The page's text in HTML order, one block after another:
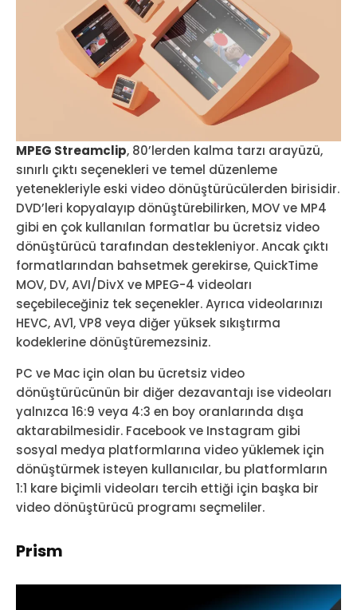
MPEG Streamclip, 80’lerden kalma tarzı arayüzü,
sınırlı çıktı seçenekleri ve temel düzenleme
yetenekleriyle eski video dönüştürücülerden birisidir.
DVD’leri kopyalayıp dönüştürebilirken, MOV ve MP4
gibi en çok kullanılan formatlar bu ücretsiz video
dönüştürücü tarafından destekleniyor. Ancak çıktı
formatlarından bahsetmek gerekirse, QuickTime
MOV, DV, AVI/DivX ve MPEG-4 videoları
seçebileceğiniz tek seçenekler. Ayrıca videolarınızı
HEVC, AV1, VP8 veya diğer yüksek sıkıştırma
kodeklerine dönüştüremezsiniz.
PC ve Mac için olan bu ücretsiz video
dönüştürücünün bir diğer dezavantajı ise videoları
yalnızca 16:9 veya 4:3 en boy oranlarında dışa
aktarabilmesidir. Facebook ve Instagram gibi
sosyal medya platformlarına video yüklemek için
dönüştürmek isteyen kullanıcılar, bu platformların
1:1 kare biçimli videoları tercih ettiği için başka bir
video dönüştürücü programı seçmeliler.
Prism